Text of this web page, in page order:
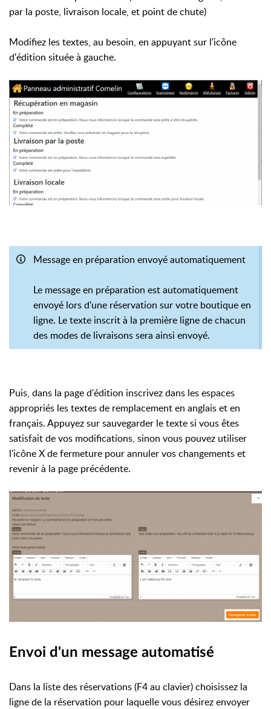
par la poste, livraison locale, et point de chute)
Modifiez les textes, au besoin, en appuyant sur l'icône
d'édition située à gauche.
Message en préparation envoyé automatiquement
Le message en préparation est automatiquement
envoyé lors d'une réservation sur votre boutique en
ligne. Le texte inscrit à la première ligne de chacun
des modes de livraisons sera ainsi envoyé.
Puis, dans la page d'édition inscrivez dans les espaces
appropriés les textes de remplacement en anglais et en
français. Appuyez sur sauvegarder le texte si vous êtes
satisfait de vos modifications, sinon vous pouvez utiliser
l'icône X de fermeture pour annuler vos changements et
revenir à la page précédente.
Envoi d'un message automatisé
Dans la liste des réservations (F4 au clavier) choisissez la
ligne de la réservation pour laquelle vous désirez envoyer